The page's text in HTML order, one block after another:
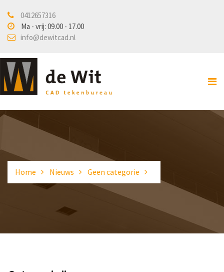
Home
Over ons
Diensten
Veiligheidstekenwerk
Bouwkundige en
installatietekeningen
Design en Engineering
3D scannen / printen
Projecten
TBTA
0412657316
Ma - vrij: 09.00 - 17.00
info@dewitcad.nl
Home Nieuws Geen categorie